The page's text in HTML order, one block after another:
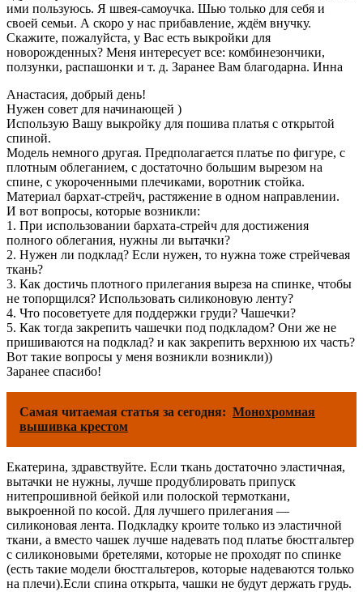
ими пользуюсь. Я швея-самоучка. Шью только для себя и
своей семьи. А скоро у нас прибавление, ждём внучку.
Скажите, пожалуйста, у Вас есть выкройки для
новорожденных? Меня интересует все: комбинезончики,
ползунки, распашонки и т. д. Заранее Вам благодарна. Инна
Анастасия, добрый день!
Нужен совет для начинающей )
Использую Вашу выкройку для пошива платья с открытой
спиной.
Модель немного другая. Предполагается платье по фигуре, с
плотным облеганием, с достаточно большим вырезом на
спине, с укороченными плечиками, воротник стойка.
Материал бархат-стрейч, растяжение в одном направлении.
И вот вопросы, которые возникли:
1. При использовании бархата-стрейч для достижения
полного облегания, нужны ли вытачки?
2. Нужен ли подклад? Если нужен, то нужна тоже стрейчевая
ткань?
3. Как достичь плотного прилегания выреза на спинке, чтобы
не топорщился? Использовать силиконовую ленту?
4. Что посоветуете для поддержки груди? Чашечки?
5. Как тогда закрепить чашечки под подкладом? Они же не
пришиваются на подклад? и как закрепить верхнюю их часть?
Вот такие вопросы у меня возникли возникли))
Заранее спасибо!
Самая читаемая статья за сегодня: Монохромная
вышивка крестом
Екатерина, здравствуйте. Если ткань достаточно эластичная,
вытачки не нужны, лучше продублировать припуск
нитепрошивной бейкой или полоской термоткани,
выкроенной по косой. Для лучшего прилегания —
силиконовая лента. Подкладку кроите только из эластичной
ткани, а вместо чашек лучше надевать под платье бюстгальтер
с силиконовыми бретелями, которые не проходят по спинке
(есть такие модели бюстгальтеров, которые надеваются только
на плечи).Если спина открыта, чашки не будут держать грудь.